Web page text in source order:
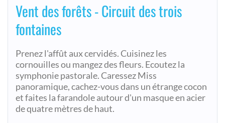
Vent des forêts - Circuit des trois
fontaines
Prenez l'affût aux cervidés. Cuisinez les
cornouilles ou mangez des fleurs. Ecoutez la
symphonie pastorale. Caressez Miss
panoramique, cachez-vous dans un étrange cocon
et faites la farandole autour d'un masque en acier
de quatre mètres de haut.